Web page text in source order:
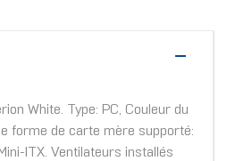
White. Type: PC, Couleur du
forme de carte mère supporté:
ITX. Ventilateurs installés